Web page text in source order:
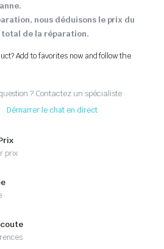
nous déduisons le prix du
de la réparation.
Add to favorites now and follow the
? Contactez un spécialiste
Démarrer le chat en direct
prix